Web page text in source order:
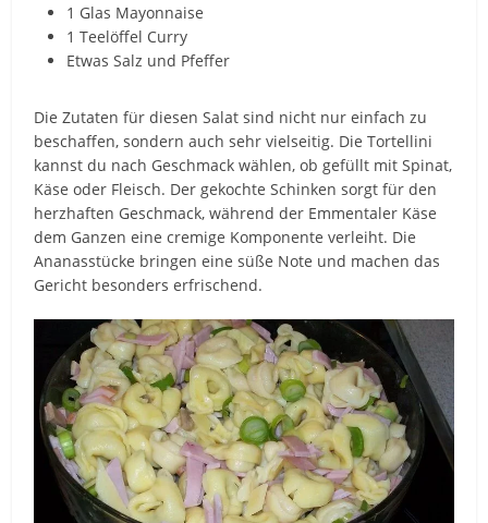
1 Glas Mayonnaise
1 Teelöffel Curry
Etwas Salz und Pfeffer
Die Zutaten für diesen Salat sind nicht nur einfach zu
beschaffen, sondern auch sehr vielseitig. Die Tortellini
kannst du nach Geschmack wählen, ob gefüllt mit Spinat,
Käse oder Fleisch. Der gekochte Schinken sorgt für den
herzhaften Geschmack, während der Emmentaler Käse
dem Ganzen eine cremige Komponente verleiht. Die
Ananasstücke bringen eine süße Note und machen das
Gericht besonders erfrischend.